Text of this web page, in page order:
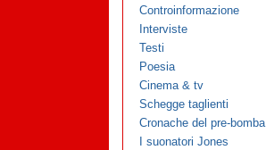
Controinformazione
Interviste
Testi
Poesia
Cinema & tv
Schegge taglienti
Cronache del pre-bomba
I suonatori Jones